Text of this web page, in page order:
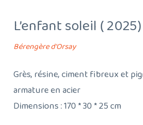
L’enfant soleil ( 2025)
Bérengère d'Orsay
Grès, résine, ciment fibreux et
armature en acier
Dimensions : 170 * 30 * 25 cm